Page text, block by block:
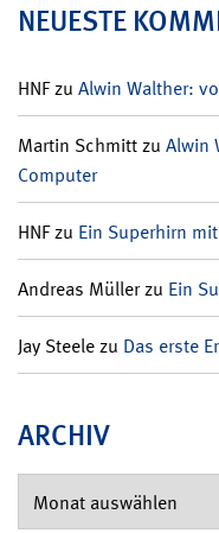
NEUESTE
HNFzu Alwin Walther:
Martin Schmittzu Alwin
Computer
HNFzu Ein Superhirn
Andreas Müllerzu Ein
Jay Steelezu Das erste
ARCHIV